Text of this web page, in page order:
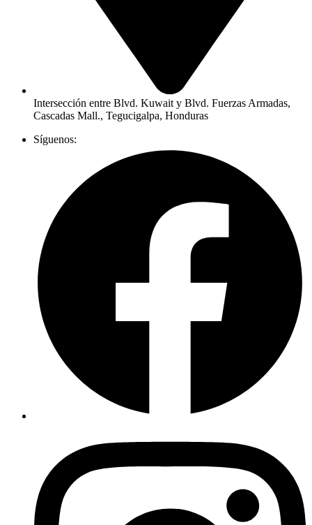
Intersección entre Blvd. Kuwait y Blvd. Fuerzas Armadas,
Cascadas Mall., Tegucigalpa, Honduras
Síguenos: